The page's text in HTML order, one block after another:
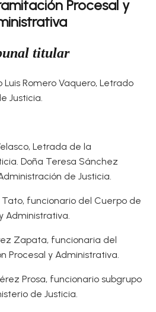
Procesal y
titular
Luis Romero Vaquero, Letrado
Justicia.
Letrada de la
Doña Teresa Sánchez
de Justicia.
Tato, funcionario del Cuerpo de
Administrativa.
Zapata, funcionaria del
Procesal y Administrativa.
Prosa, funcionario subgrupo
de Justicia.